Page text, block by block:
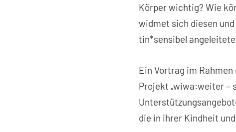
Körper wichtig? Wie
widmet sich diesen
tin*sensibel
Ein Vortrag im
Projekt „wiwa:weiter –
die in ihrer Kindheit